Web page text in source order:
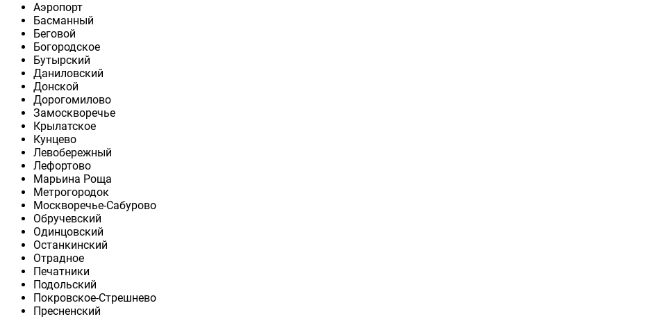
Аэропорт
Басманный
Беговой
Богородское
Бутырский
Даниловский
Донской
Дорогомилово
Замоскворечье
Крылатское
Кунцево
Левобережный
Лефортово
Марьина Роща
Метрогородок
Москворечье-Сабурово
Обручевский
Одинцовский
Останкинский
Отрадное
Печатники
Подольский
Покровское-Стрешнево
Пресненский